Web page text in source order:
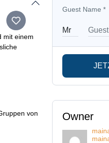
mit einem
von
Guest Name *
Owner